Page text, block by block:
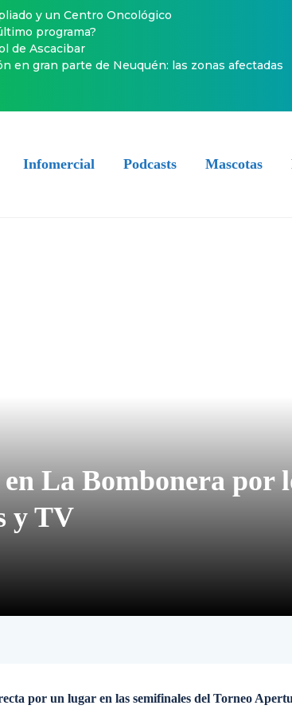
y un Centro Oncológico
programa?
de Ascacibar
en gran parte de Neuquén: las zonas afectadas
Infomercial Podcasts Mascotas
La Bombonera por
y TV
por un lugar en las semifinales del Torneo